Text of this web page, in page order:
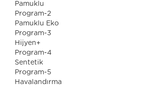
Pamuklu
Program-2
Pamuklu Eko
Program-3
Hijyen+
Program-4
Sentetik
Program-5
Havalandırma